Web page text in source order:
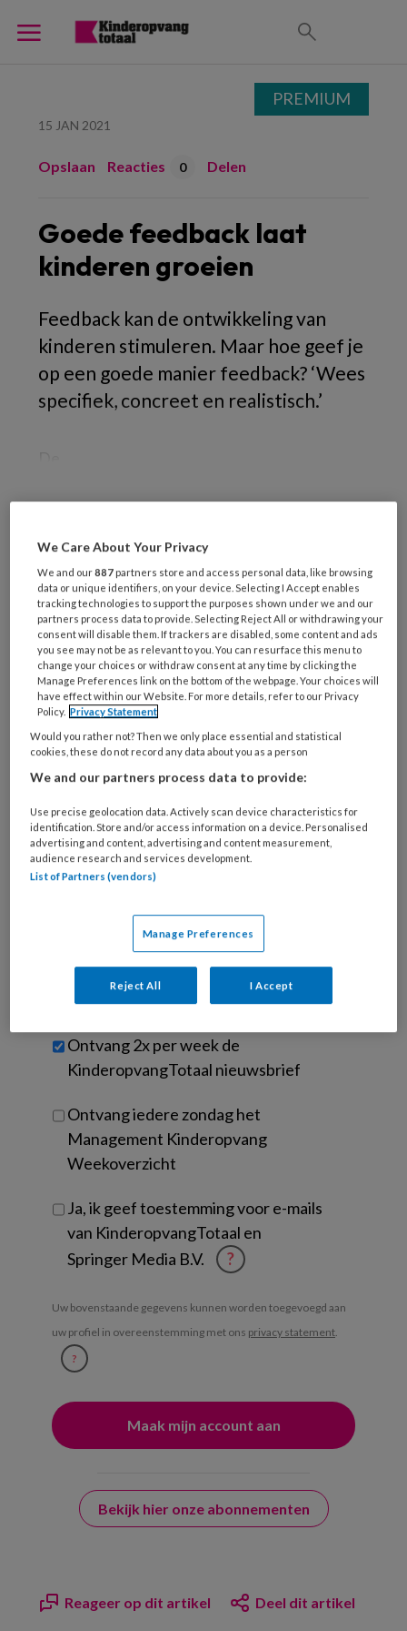
15 JAN 2021
Opslaan Reacties 0 Delen
Goede feedback laat
kinderen groeien
Feedback kan de ontwikkeling van
kinderen stimuleren. Maar hoe geef je
op een goede manier feedback? ‘Wees
specifiek, concreet en realistisch.’
REGISTREREN
Wil je dit artikel lezen?
Maak gratis een account aan en lees 2
artikelen gratis per maand
Al een account of abonnement?Log dan in
Wat
e-
mailadres?
* *
Kies
je
wachtwoord* *
organisatie
werk
je?
Untitled
Ontvang 2x per week de
KinderopvangTotaal nieuwsbrief
Ontvang iedere zondag het
Management Kinderopvang
Weekoverzicht
Ja, ik geef toestemming voor e-mails
van KinderopvangTotaal en
Springer Media B.V.
?
Uw bovenstaande gegevens kunnen worden toegevoegd aan
uw profiel in overeenstemming met ons privacy statement.
?
Bekijk hier onze abonnementen
PREMIUM
Reageer op dit artikel Deel dit artikel
We Care About Your Privacy
We and our887 partners store and access personal data, like browsing
data or unique identifiers, on your device. Selecting I Accept enables
tracking technologies to support the purposes shown under we and our
partners process data to provide. Selecting Reject All or withdrawing your
consent will disable them. If trackers are disabled, some content and ads
you see may not be as relevant to you. You can resurface this menu to
change your choices or withdraw consent at any time by clicking the
Manage Preferences link on the bottom of the webpage. Your choices will
have effect within our Website. For more details, refer to our Privacy
Policy. Privacy Statement
Would you rather not? Then we only place essential and statistical
cookies, these do not record any data about you as a person
We and our partners process data to provide:
Use precise geolocation data. Actively scan device characteristics for
identification. Store and/or access information on a device. Personalised
advertising and content, advertising and content measurement,
audience research and services development.
List of Partners (vendors)
Manage Preferences
Reject All I Accept